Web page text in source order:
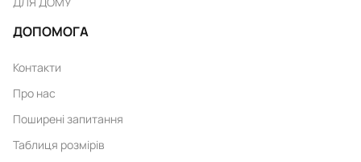
ДОПОМОГА
Контакти
Про нас
Поширені запитання
Таблиця розмірів